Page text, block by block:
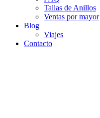
Tallas de Anillos
Ventas por mayor
Blog
Viajes
Contacto